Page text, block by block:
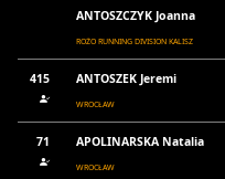
ANTOSZCZYK Joanna
ROŻO RUNNING DIVISION KALISZ
415 ANTOSZEK Jeremi
WROCŁAW
71 APOLINARSKA Natalia
WROCŁAW